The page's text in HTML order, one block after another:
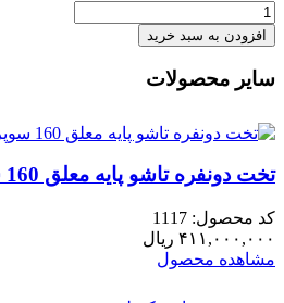
پاتختی
تک
کشو
آلفان
عدد
افزودن به سبد خرید
سایر محصولات
تخت دونفره تاشو پایه معلق 160 سوپرمات
کد محصول: 1117
۴۱۱,۰۰۰,۰۰۰ ریال
مشاهده محصول